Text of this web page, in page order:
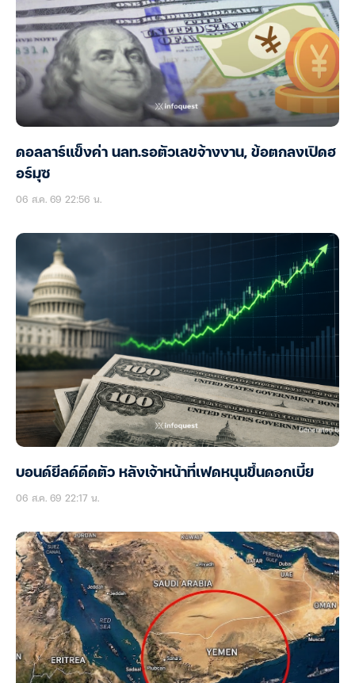
ดอลลาร์แข็งค่า นลท.รอตัวเลขจ้างงาน, ข้อตกลงเปิดฮ
อร์มุซ
06 ส.ค. 69 22:56 น.
บอนด์ยีลด์ดีดตัว หลังเจ้าหน้าที่เฟดหนุนขึ้นดอกเบี้ย
06 ส.ค. 69 22:17 น.